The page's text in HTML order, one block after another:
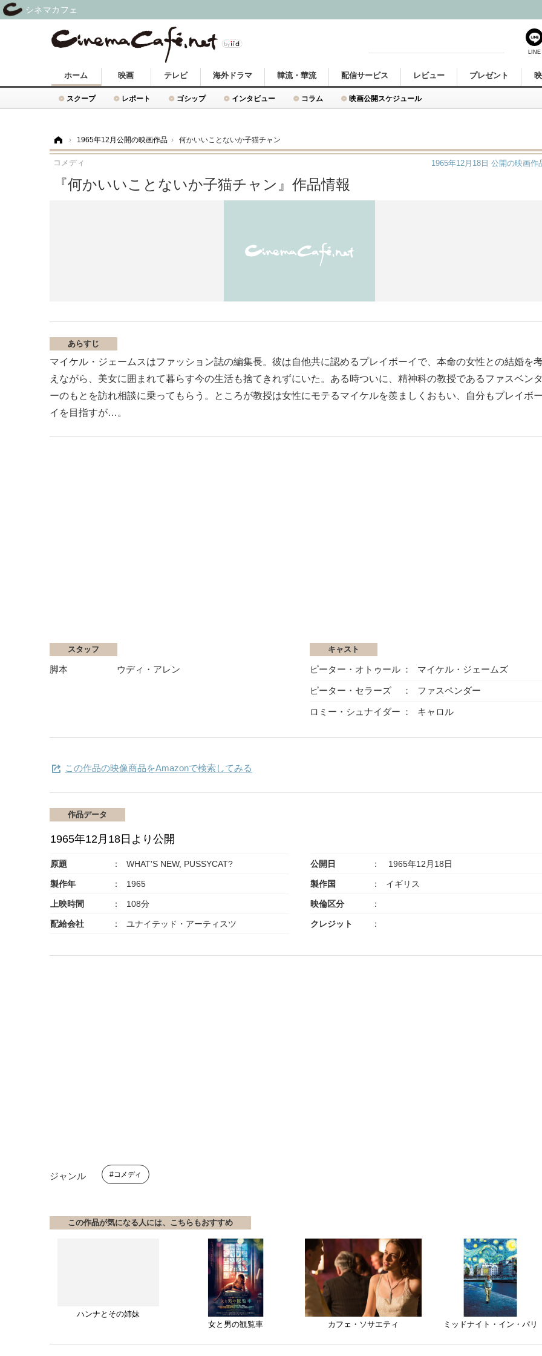
ホーム
スクープ レポート ゴシップ インタビュー コラム 映画公開スケジュール
映画 テレビ 海外ドラマ 韓流・華流 配信サービス レビュー プレゼント
› 1965年12月公開の映画作品 › 何かいいことないか子猫チャン
コメディ
『何かいいことないか子猫チャン』作品情報
1965年12月18日 公開の映画作
あらすじ
マイケル・ジェームスはファッション誌の編集長。彼は自他共に認めるプレイボーイで、本命の女性との結婚を
えながら、美女に囲まれて暮らす今の生活も捨てきれずにいた。ある時ついに、精神科の教授であるファスベンタ
ーのもとを訪れ相談に乗ってもらう。ところが教授は女性にモテるマイケルを羨ましくおもい、自分もプレイボー
イを目指すが…。
スタッフ
脚本 ウディ・アレン
キャスト
ピーター・オトゥール マイケル・ジェームズ
ピーター・セラーズ ファスペンダー
ロミー・シュナイダー キャロル
この作品の映像商品をAmazonで検索してみる
作品データ
1965年12月18日より公開
原題 WHAT'S NEW, PUSSYCAT? 公開日 1965年12月18日
製作年 1965 製作国 イギリス
上映時間 108分 映倫区分
配給会社 ユナイテッド・アーティスツ クレジット
ジャンル コメディ
この作品が気になる人には、こちらもおすすめ
ハンナとその姉妹
女と男の観覧車
カフェ・ソサエティ ミッドナイト・イン・パリ
LINE
シネマカフェ